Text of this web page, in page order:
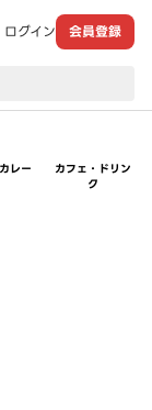
ログイン 会員登録
レー
カフェ・ドリン
ク